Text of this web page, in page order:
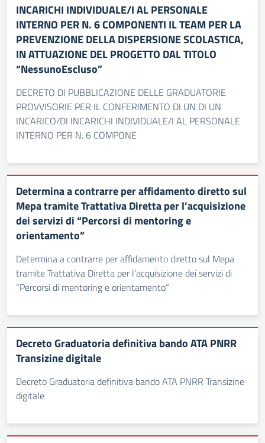
INCARICHI INDIVIDUALE/I AL PERSONALE
INTERNO PER N. 6 COMPONENTI IL TEAM PER LA
PREVENZIONE DELLA DISPERSIONE SCOLASTICA,
IN ATTUAZIONE DEL PROGETTO DAL TITOLO
“NessunoEscluso”
DECRETO DI PUBBLICAZIONE DELLE GRADUATORIE
PROVVISORIE PER IL CONFERIMENTO DI UN DI UN
INCARICO/DI INCARICHI INDIVIDUALE/I AL PERSONALE
INTERNO PER N. 6 COMPONE
Determina a contrarre per affidamento diretto sul
Mepa tramite Trattativa Diretta per l’acquisizione
dei servizi di “Percorsi di mentoring e
orientamento”
Determina a contrarre per affidamento diretto sul Mepa
tramite Trattativa Diretta per l’acquisizione dei servizi di
“Percorsi di mentoring e orientamento”
Decreto Graduatoria definitiva bando ATA PNRR
Transizine digitale
Decreto Graduatoria definitiva bando ATA PNRR Transizine
digitale